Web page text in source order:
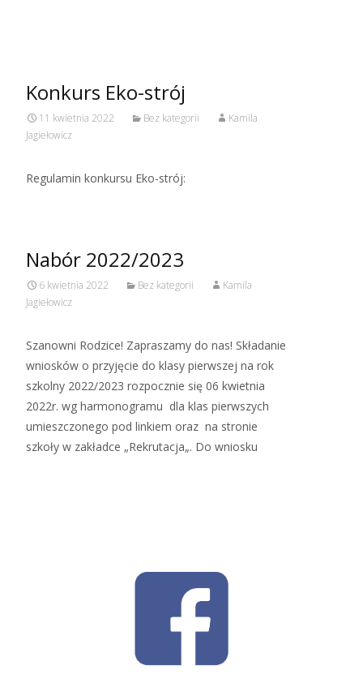
Konkurs Eko-strój
11 kwietnia 2022 Bez kategorii
Kamila
Jagiełowicz
Regulamin konkursu Eko-strój:
Nabór 2022/2023
6 kwietnia 2022 Bez kategorii
Kamila
Jagiełowicz
Szanowni Rodzice! Zapraszamy do nas! Składanie
wniosków o przyjęcie do klasy pierwszej na rok
szkolny 2022/2023 rozpocznie się 06 kwietnia
2022r. wg harmonogramu dla klas pierwszych
umieszczonego pod linkiem oraz na stronie
szkoły w zakładce „Rekrutacja„. Do wniosku